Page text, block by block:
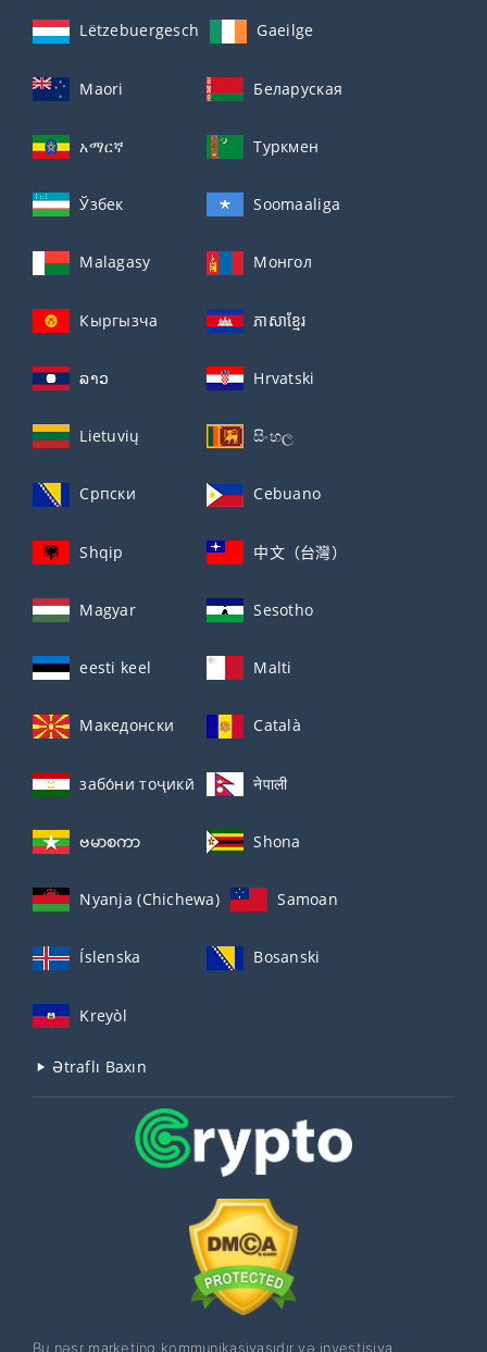
Lëtzebuergesch Gaeilge
Maori Беларуская
አማርኛ Туркмен
Ўзбек Soomaaliga
Malagasy Монгол
Кыргызча ភាសាខ្មែរ
ລາວ Hrvatski
Lietuvių සිංහල
Српски Cebuano
Shqip 中文（台灣）
Magyar Sesotho
eesti keel Malti
Македонски Català
забо́ни тоҷикӣ́ नेपाली
ဗမာစကာ Shona
Nyanja (Chichewa) Samoan
Íslenska Bosanski
Kreyòl
Ətraflı Baxın
Bu nəşr marketinq kommunikasiyasıdır və investisiya